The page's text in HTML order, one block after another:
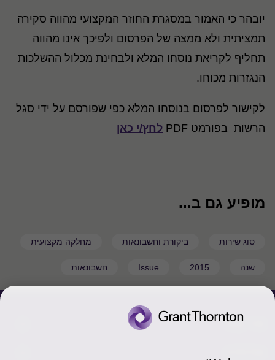
יובהר כי האמור במסגרת החוזר המקצועי מהווה סקירה
תמציתית ולא ממצה של הפרסום ולפיכך אינו מהווה
תחליף לקריאת נוסחו המלא ולבחינת מכלול ההשלכות
הנגזרות מכוחו.
לקישור לפרסום בנוסחו המלא כפי שפורסם על ידי סגל
הרשות בפורמט PDF
לחץ/י כאן
מופיע גם ב...
סוג שירות ביקורת וחשבונאות מחלקה מקצועית
שנה 2015
Issue חשבונאות
צור קשר